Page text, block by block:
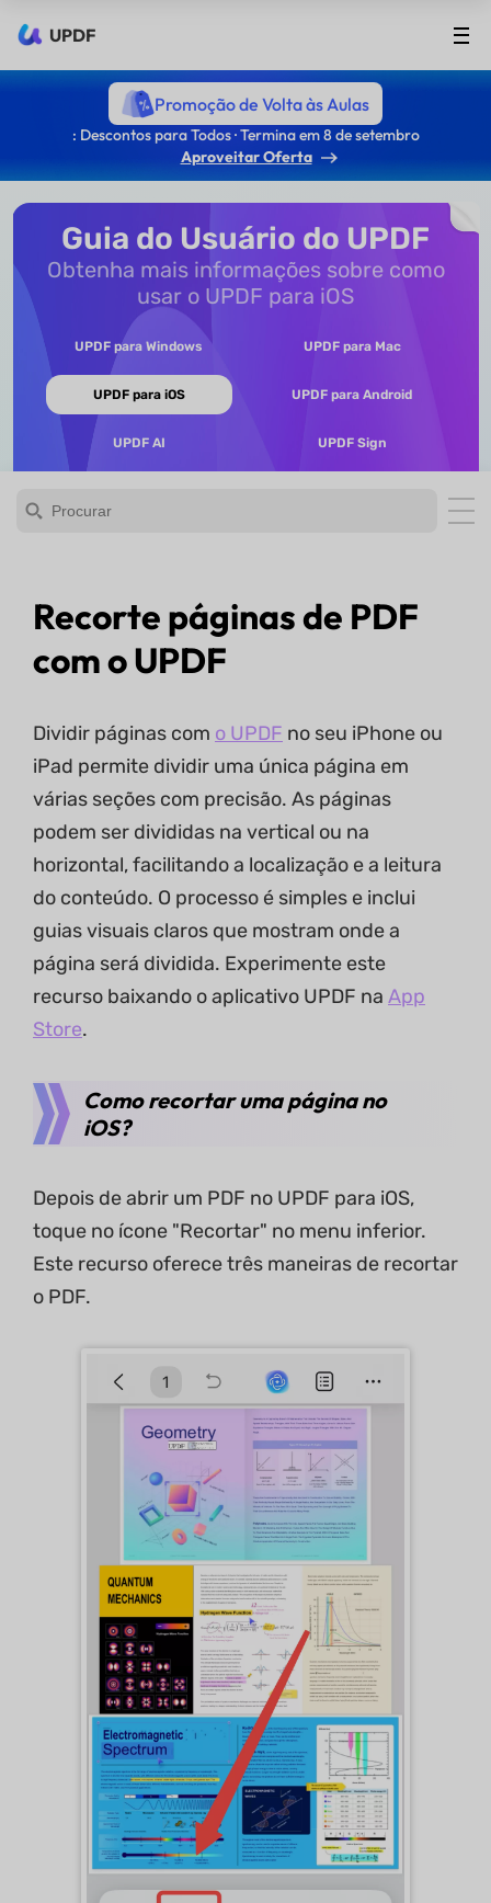
UPDF
Promoção de Volta às Aulas
: Descontos para Todos · Termina em 8 de setembro
Aproveitar Oferta
Guia do Usuário do UPDF
Obtenha mais informações sobre como
usar o UPDF para iOS
UPDF para Windows UPDF para Mac
UPDF para iOS UPDF para Android
UPDF AI UPDF Sign
Recorte páginas de PDF
com o UPDF
Dividir páginas com o UPDF no seu iPhone ou
iPad permite dividir uma única página em
várias seções com precisão. As páginas
podem ser divididas na vertical ou na
horizontal, facilitando a localização e a leitura
do conteúdo. O processo é simples e inclui
guias visuais claros que mostram onde a
página será dividida. Experimente este
recurso baixando o aplicativo UPDF na App
Store.
Como recortar uma página no
iOS?
Depois de abrir um PDF no UPDF para iOS,
toque no ícone "Recortar" no menu inferior.
Este recurso oferece três maneiras de recortar
o PDF.